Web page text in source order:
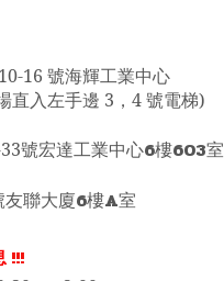
16 號海輝工業中心
入左手邊 3，4 號電梯)
號宏達工業中心6樓603室
聯大廈6樓A室
!!!